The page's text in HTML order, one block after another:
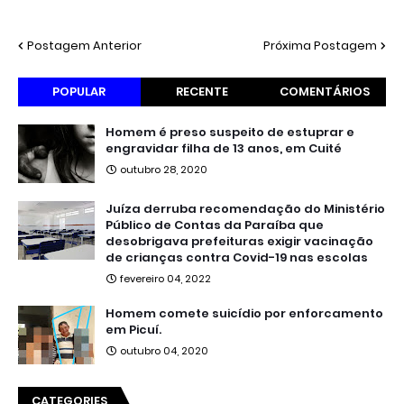
Postagem Anterior Próxima Postagem
POPULAR RECENTE COMENTÁRIOS
Homem é preso suspeito de estuprar e
engravidar filha de 13 anos, em Cuité
outubro 28, 2020
Juíza derruba recomendação do Ministério
Público de Contas da Paraíba que
desobrigava prefeituras exigir vacinação
de crianças contra Covid-19 nas escolas
fevereiro 04, 2022
Homem comete suicídio por enforcamento
em Picuí.
outubro 04, 2020